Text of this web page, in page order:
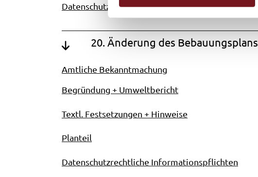
i
g
u
n
s
u
w
Datenschutzrechtliche Informationspflichten
20. Änderung des
Amtliche Bekanntmachung
Begründung + Umweltbericht
Textl. Festsetzungen + Hinweise
Planteil
Datenschutzrechtliche Informationspflichten